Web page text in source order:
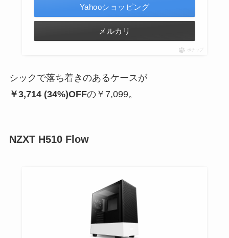
Yahooショッピング
メルカリ
ポチップ
シックで落ち着きのあるケースが
￥3,714 (34%)OFFの￥7,099。
NZXT H510 Flow